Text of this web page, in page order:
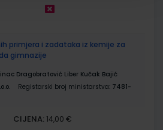
primjera i zadataka iz kemije za
gimnazije
Dragobratović Liber Kučak Bajić
Registarski broj ministarstva: 7481-
CIJENA: 14,00 €